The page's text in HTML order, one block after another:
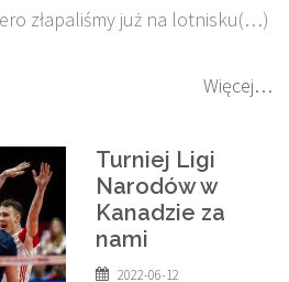
złapaliśmy już na lotnisku(…)
Więcej…
Turniej Ligi
Narodów w
Kanadzie za
nami
2022-06-12